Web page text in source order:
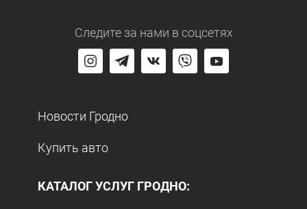
Следите за нами в соцсетях
Новости Гродно
Купить авто
КАТАЛОГ УСЛУГ ГРОДНО: